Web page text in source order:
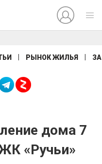
РЫНОК ЖИЛЬЯ
дома 7
«Ручьи»